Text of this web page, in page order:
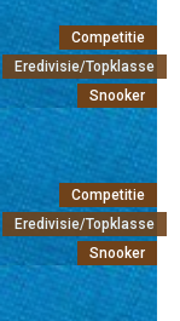
Competitie
Eredivisie/Topklasse
Snooker
Competitie
Eredivisie/Topklasse
Snooker